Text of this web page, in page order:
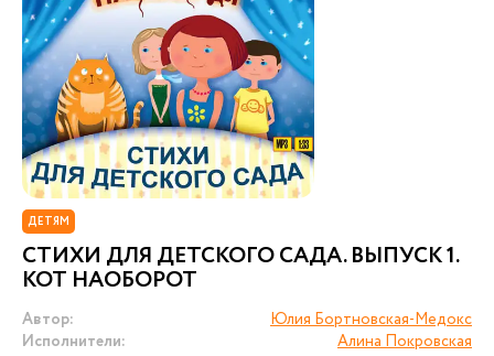
ДЕТЯМ
СТИХИ ДЛЯ ДЕТСКОГО САДА. ВЫПУСК 1.
КОТ НАОБОРОТ
Автор:
Юлия Бортновская-Медокс
Исполнители:
Алина Покровская